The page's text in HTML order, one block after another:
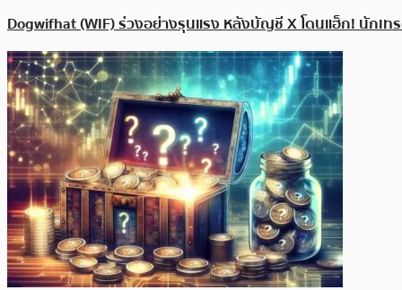
Dogwifhat (WIF) ร่วงอย่างรุนแรง หลังบัญชี X โดนแฮ็ก! นักเ